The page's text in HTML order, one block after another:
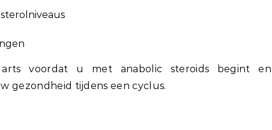
voordat u met anabolic steroids begint en
gezondheid tijdens een cyclus.